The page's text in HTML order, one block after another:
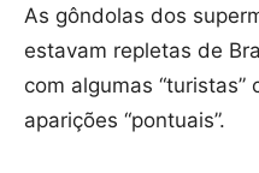
As gôndolas dos
estavam repletas de
com algumas “turistas”
aparições “pontuais”.